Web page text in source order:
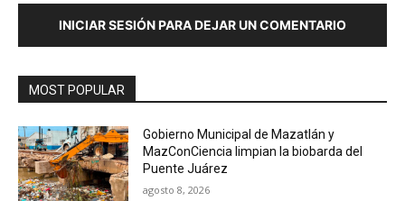
INICIAR SESIÓN PARA DEJAR UN COMENTARIO
MOST POPULAR
Gobierno Municipal de Mazatlán y
MazConCiencia limpian la biobarda del
Puente Juárez
agosto 8, 2026